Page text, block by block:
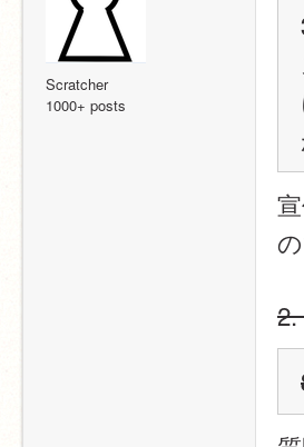
Scratcher
1000+ posts